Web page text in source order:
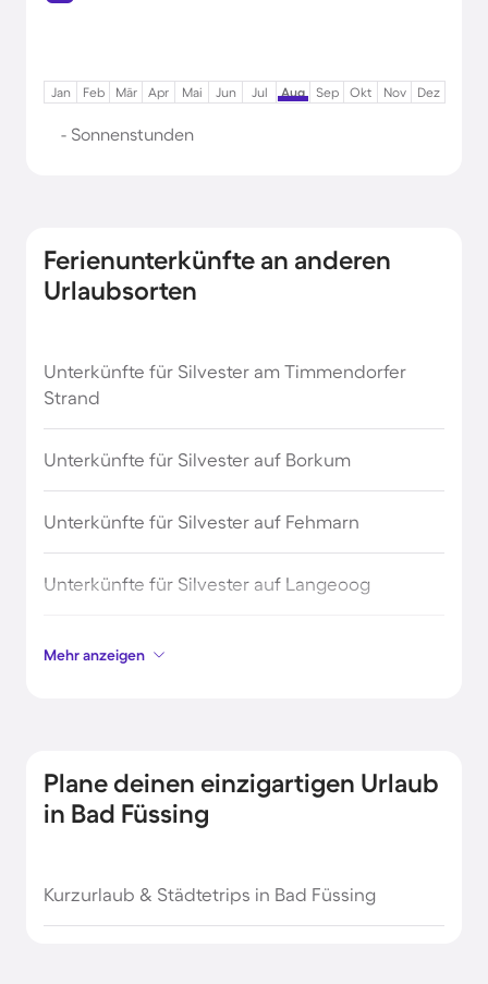
Jan Feb Mär Apr Mai Jun Jul Aug Sep Okt Nov Dez
- Sonnenstunden
Ferienunterkünfte an anderen
Urlaubsorten
Unterkünfte für Silvester am Timmendorfer
Strand
Unterkünfte für Silvester auf Borkum
Unterkünfte für Silvester auf Fehmarn
Unterkünfte für Silvester auf Langeoog
Unterkünfte für Silvester auf Norderney
Unterkünfte für Silvester in Aschaffenburg
Unterkünfte für Silvester in Bamberg
Unterkünfte für Silvester in Berchtesgaden
Mehr anzeigen
Plane deinen einzigartigen Urlaub
in Bad Füssing
Kurzurlaub & Städtetrips in Bad Füssing